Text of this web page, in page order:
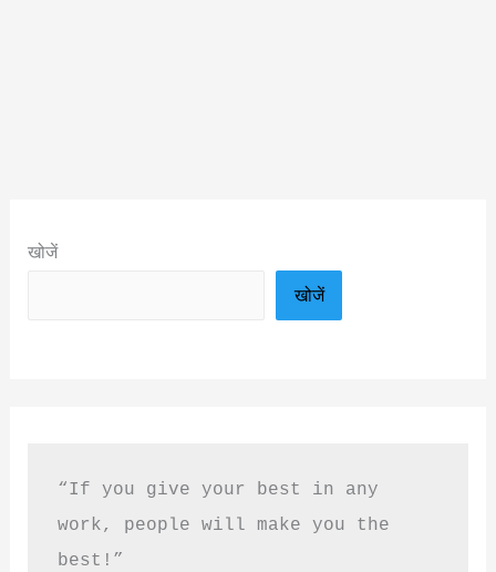
खोजें
खोजें
“If you give your best in any
work, people will make you the
best!”